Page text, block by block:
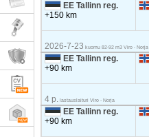
EE Tallinn reg.
+150 km
2026-7-23 kuomu 82-92 m3 Viro - Norja
EE Tallinn reg.
+90 km
4 p. lastauslaituri Viro - Norja
EE Tallinn reg.
+90 km